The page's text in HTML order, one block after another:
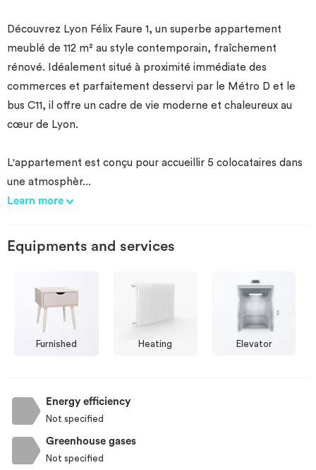
Découvrez Lyon Félix Faure 1, un superbe appartement
meublé de 112 m² au style contemporain, fraîchement
rénové. Idéalement situé à proximité immédiate des
commerces et parfaitement desservi par le Métro D et le
bus C11, il offre un cadre de vie moderne et chaleureux au
cœur de Lyon.
L'appartement est conçu pour accueillir 5 colocataires dans
une atmosphèr...
Learn more
Equipments and services
Furnished Heating Elevator
Energy efficiency
Not specified
Greenhouse gases
Not specified